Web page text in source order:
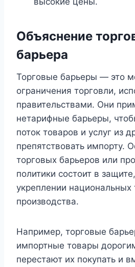
Объяснение
барьера
Торговые барьеры — это
ограничения торговли,
правительствами. Они
нетарифные барьеры,
поток товаров и услуг из
препятствовать импорту.
торговых барьеров или
политики состоит в
укреплении национальных
производства.
Например, торговые
импортные товары
перестают их покупать и